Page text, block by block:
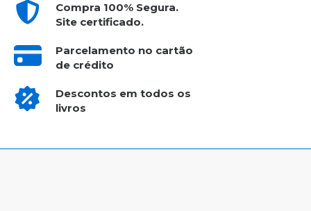
Compra 100% Segura.
Site certificado.
Parcelamento no cartão
de crédito
Descontos em todos os
livros